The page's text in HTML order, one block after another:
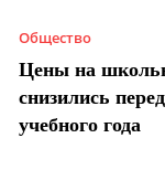
Общество
Цены на
снизились
учебного года